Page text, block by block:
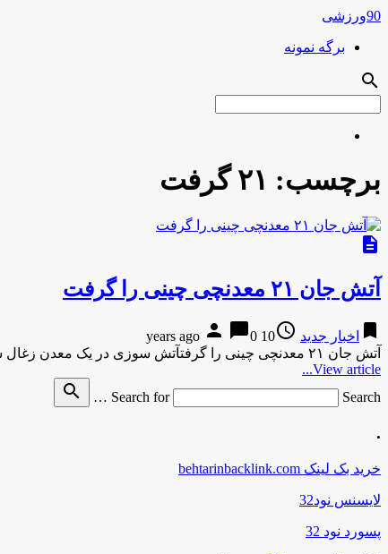
90ورزشی
برگه نمونه
search
برچسب: ۲۱ گرفت
description
آتش جان ۲۱ معدنچی چینی را گرفت
bookmark اخبار جدید access_time
10 years ago
person chat_bubble0
آتش جان ۲۱ معدنچی چینی را گرفتآتش سوزی در یک معدن زغال سنگ در چین باعث کشته شدن ۲۱ کارگر …
View article...
Search for
Search …
search
.
خرید بک لینک behtarinbacklink.com
لایسنس نود32
پسورد نود 32